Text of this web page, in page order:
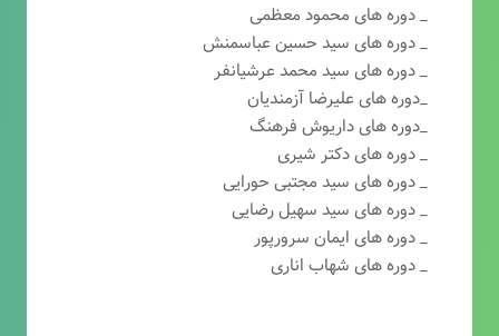
_ دوره های محمود معظمی
_ دوره های سید حسین عباسمنش
_ دوره های سید محمد عرشیانفر
_دوره های علیرضا آزمندیان
_دوره های داریوش فرهنگ
_ دوره های دکتر شیری
_ دوره های سید مجتبی حورایی
_ دوره های سید سهیل رضایی
_ دوره های ایمان سرورپور
_ دوره های شهاب اناری